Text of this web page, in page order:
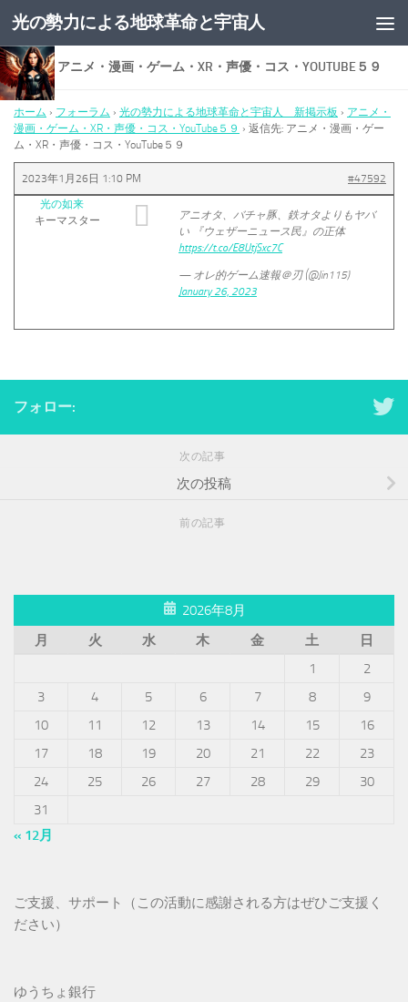
コンテンツへスキップ
光の勢力による地球革命と宇宙人
返信先: アニメ・漫画・ゲーム・XR・声優・コス・YOUTUBE５９
ホーム › フォーラム › 光の勢力による地球革命と宇宙人 新掲示板 › アニメ・
漫画・ゲーム・XR・声優・コス・YouTube５９ › 返信先: アニメ・漫画・ゲー
ム・XR・声優・コス・YouTube５９
2023年1月26日 1:10 PM
#47592
光の如来
キーマスター
アニオタ、バチャ豚、鉄オタよりもヤバ
い 『ウェザーニュース民』の正体
https://t.co/E8UtjSxc7C
— オレ的ゲーム速報＠刃 (@Jin115)
January 26, 2023
フォロー:
次の記事
次の投稿
前の記事
2026年8月
月
火 水 木 金 土
日
1
2
3
4 5 6 7 8
9
10
11 12 13 14 15
16
17
18 19 20 21 22
23
24
25 26 27 28 29
30
31
« 12月
ご支援、サポート（この活動に感謝される方はぜひご支援く
ださい）
ゆうちょ銀行